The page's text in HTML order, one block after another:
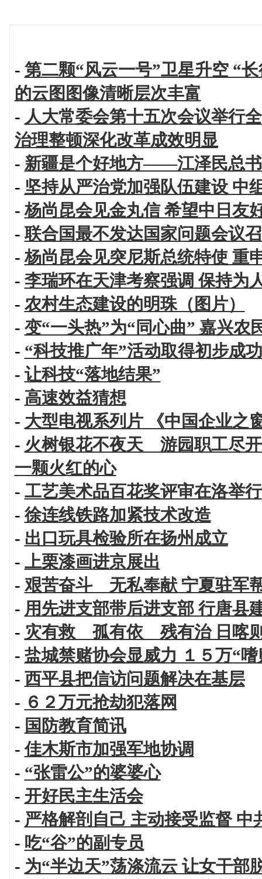
- 第二颗“风云一号”卫星升空 “
的云图图像清晰层次丰富
- 人大常委会第十五次会议举行
治理整顿深化改革成效明显
- 新疆是个好地方——江泽民总
- 坚持从严治党加强队伍建设 中
-杨尚昆会见金丸信 希望中日友
-联合国最不发达国家问题会议
-杨尚昆会见突尼斯总统特使 重
- 李瑞环在天津考察强调 保持为
- 农村生态建设的明珠（图片）
- 变“一头热”为“同心曲” 嘉兴农
- “科技推广年”活动取得初步成功
- 让科技“落地结果”
- 高速效益猜想
- 大型电视系列片 《中国企业之
- 火树银花不夜天 游园职工尽
一颗火红的心
- 工艺美术品百花奖评审在洛举行
- 徐连线铁路加紧技术改造
- 出口玩具检验所在扬州成立
- 上栗漆画进京展出
- 艰苦奋斗 无私奉献 宁夏驻军
- 用先进支部带后进支部 行唐县
- 灾有救 孤有依 残有治 日喀
- 盐城禁赌协会显威力 １５万“
- 西平县把信访问题解决在基层
- ６２万元抢劫犯落网
- 国防教育简讯
-佳木斯市加强军地协调
- “张雷公”的婆婆心
- 开好民主生活会
- 严格解剖自己 主动接受监督
- 吃“谷”的副专员
- 为“半边天”荡涤流云 让女干部